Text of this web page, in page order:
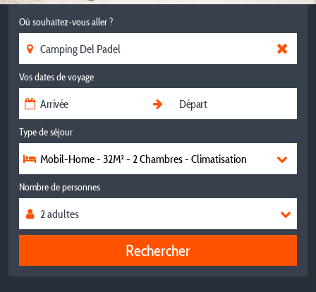
Où souhaitez-vous aller ?
Vos dates de voyage
Type de séjour
Mobil-Home - 32M² - 2 Chambres - Climatisation
Nombre de personnes
Rechercher